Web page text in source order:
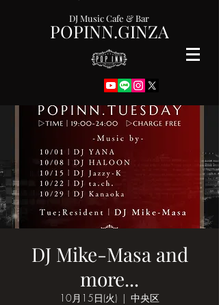
POPINN.GINZA
DJ Music Cafe & Bar
DJ Mike-Masa and
more...
10月15日(火)
  |
中央区